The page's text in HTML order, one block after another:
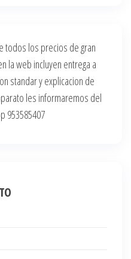
todos los precios de gran
la web incluyen entrega a
standar y explicacion de
les informaremos del
953585407